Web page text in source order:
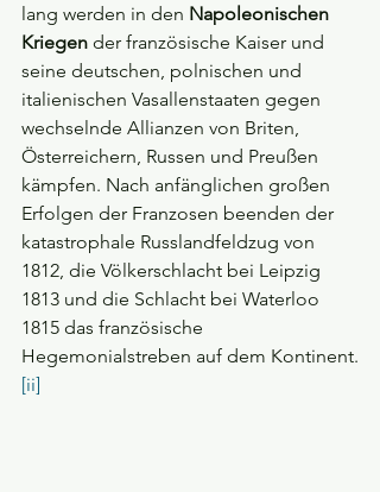
lang werden in den Napoleonischen
Kriegen der französische Kaiser und
seine deutschen, polnischen und
italienischen Vasallenstaaten gegen
wechselnde Allianzen von Briten,
Österreichern, Russen und Preußen
kämpfen. Nach anfänglichen großen
Erfolgen der Franzosen beenden der
katastrophale Russlandfeldzug von
1812, die Völkerschlacht bei Leipzig
1813 und die Schlacht bei Waterloo
1815 das französische
Hegemonialstreben auf dem Kontinent.
[ii]